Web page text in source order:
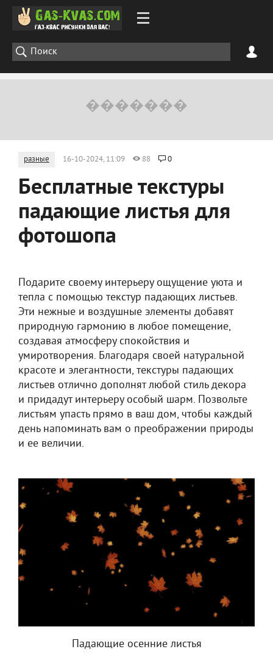
разные 16-10-2024, 11:09 88 0
Бесплатные текстуры
падающие листья для
фотошопа
Подарите своему интерьеру ощущение уюта и
тепла с помощью текстур падающих листьев.
Эти нежные и воздушные элементы добавят
природную гармонию в любое помещение,
создавая атмосферу спокойствия и
умиротворения. Благодаря своей натуральной
красоте и элегантности, текстуры падающих
листьев отлично дополнят любой стиль декора
и придадут интерьеру особый шарм. Позвольте
листьям упасть прямо в ваш дом, чтобы каждый
день напоминать вам о преображении природы
и ее величии.
Падающие осенние листья